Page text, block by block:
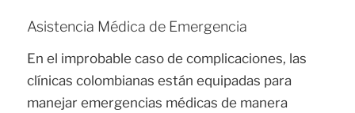
Asistencia Médica de Emergencia
En el improbable caso de complicaciones, las
clínicas colombianas están equipadas para
manejar emergencias médicas de manera